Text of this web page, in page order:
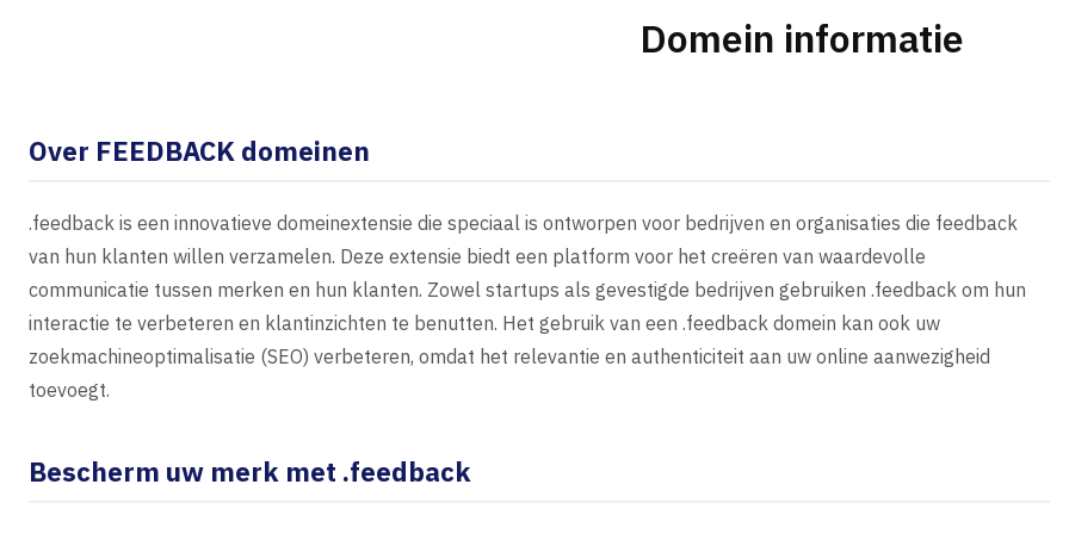
Domein informatie
Over FEEDBACK domeinen
.feedback is een innovatieve domeinextensie die speciaal is ontworpen voor bedrijven en organisaties die feedback
van hun klanten willen verzamelen. Deze extensie biedt een platform voor het creëren van waardevolle
communicatie tussen merken en hun klanten. Zowel startups als gevestigde bedrijven gebruiken .feedback om hun
interactie te verbeteren en klantinzichten te benutten. Het gebruik van een .feedback domein kan ook uw
zoekmachineoptimalisatie (SEO) verbeteren, omdat het relevantie en authenticiteit aan uw online aanwezigheid
toevoegt.
Bescherm uw merk met .feedback